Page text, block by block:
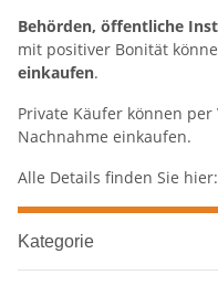
Behörden, öffentliche
mit positiver Bonität
einkaufen.
Private Käufer können per
Nachnahme einkaufen.
Alle Details finden Sie hier:
Kategorie